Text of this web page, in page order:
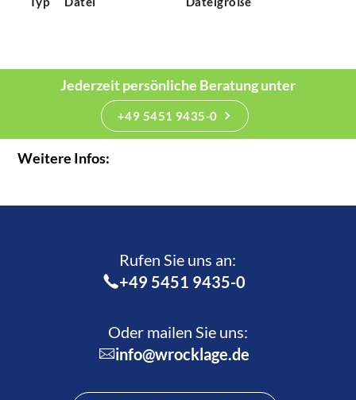
Jederzeit persönliche Beratung unter
+49 5451 9435-0
Weitere Infos:
Rufen Sie uns an:­
+49 5451 9435-0
Oder mailen Sie uns:
info@wrocklage.de